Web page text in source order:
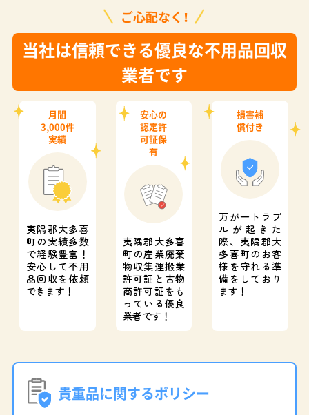
ご心配なく！
当社は信頼できる優良な不用品回収
業者です
月間
3,000件
実績
夷隅郡大多喜
町の実績多数
で経験豊富！
安心して不用
品回収を依頼
できます！
安心の
認定許
可証保
有
夷隅郡大多喜
町の産業廃棄
物収集運搬業
許可証と 古物
商許可証をも
っている優良
業者です！
損害補
償付き
万が一トラブ
ルが起きた
際、 夷隅郡大
多喜町のお客
様を守れる準
備をしており
ます！
貴重品に関するポリシー